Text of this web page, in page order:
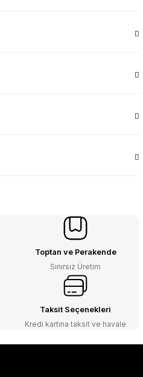
Toptan ve Perakende
Sınırsız Üretim
Taksit Seçenekleri
Kredi kartına taksit ve havale